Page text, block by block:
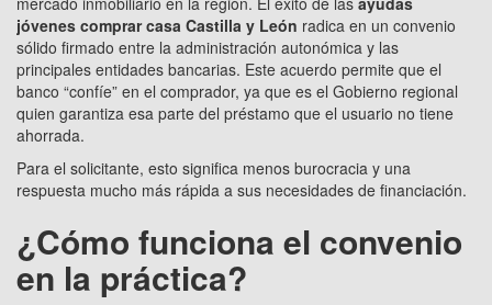
jóvenes comprar casa Castilla y León radica en un convenio
sólido firmado entre la administración autonómica y las
principales entidades bancarias. Este acuerdo permite que el
banco “confíe” en el comprador, ya que es el Gobierno regional
quien garantiza esa parte del préstamo que el usuario no tiene
ahorrada.
Para el solicitante, esto significa menos burocracia y una
respuesta mucho más rápida a sus necesidades de financiación.
¿Cómo funciona el convenio
en la práctica?